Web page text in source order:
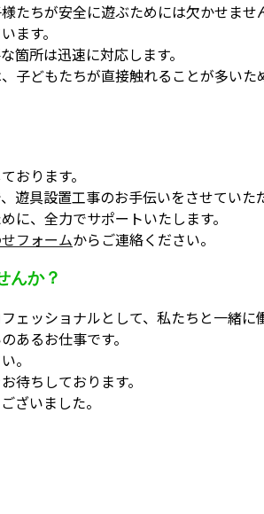
たちが安全に遊ぶためには欠かせませ
ます。
箇所は迅速に対応します。
子どもたちが直接触れることが多い
おります。
遊具設置工事のお手伝いをさせていた
に、全力でサポートいたします。
フォームからご連絡ください。
んか？
ェッショナルとして、私たちと一緒に
あるお仕事です。
。
待ちしております。
ざいました。